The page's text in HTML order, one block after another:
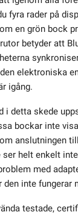
fyra rader på
en grön bock
betyder att
elektroniska
igång.
i detta skede
bockar inte
anslutningen
ser helt enkelt
med
inte fungerar
testade,